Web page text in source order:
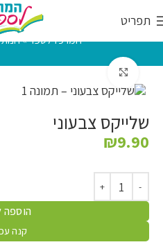
תפריט
המרכז לספר»חנות
שלייקס צבעוני
₪9.90
הוספה
קנה